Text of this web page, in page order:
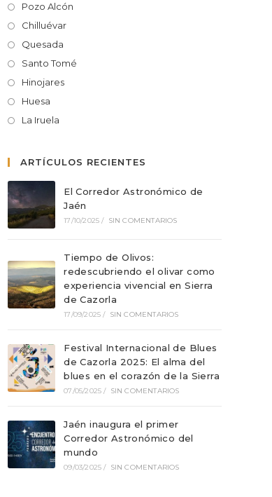
Pozo Alcón
Chilluévar
Quesada
Santo Tomé
Hinojares
Huesa
La Iruela
ARTÍCULOS RECIENTES
El Corredor Astronómico de
Jaén
17/10/2025 / SIN COMENTARIOS
Tiempo de Olivos:
redescubriendo el olivar como
experiencia vivencial en Sierra
de Cazorla
17/09/2025 / SIN COMENTARIOS
Festival Internacional de Blues
de Cazorla 2025: El alma del
blues en el corazón de la Sierra
07/05/2025 / SIN COMENTARIOS
Jaén inaugura el primer
Corredor Astronómico del
mundo
09/03/2025 / SIN COMENTARIOS